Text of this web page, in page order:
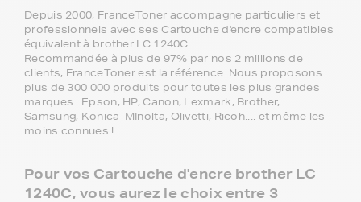
Depuis 2000, FranceToner accompagne particuliers et
professionnels avec ses Cartouche d'encre compatibles
équivalent à brother LC 1240C.
Recommandée à plus de 97% par nos 2 millions de
clients, FranceToner est la référence. Nous proposons
plus de 300 000 produits pour toutes les plus grandes
marques : Epson, HP, Canon, Lexmark, Brother,
Samsung, Konica-MInolta, Olivetti, Ricoh.... et même les
moins connues !
Pour vos Cartouche d'encre brother LC
1240C, vous aurez le choix entre 3